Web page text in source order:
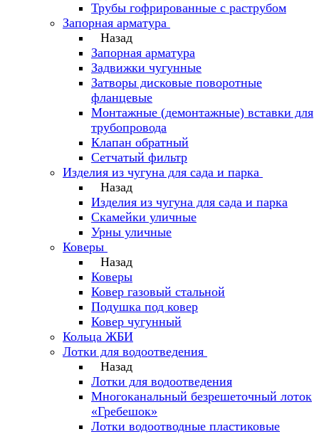
Трубы гофрированные с раструбом
Запорная арматура
Назад
Запорная арматура
Задвижки чугунные
Затворы дисковые поворотные
фланцевые
Монтажные (демонтажные) вставки для
трубопровода
Клапан обратный
Сетчатый фильтр
Изделия из чугуна для сада и парка
Назад
Изделия из чугуна для сада и парка
Скамейки уличные
Урны уличные
Коверы
Назад
Коверы
Ковер газовый стальной
Подушка под ковер
Ковер чугунный
Кольца ЖБИ
Лотки для водоотведения
Назад
Лотки для водоотведения
Многоканальный безрешеточный лоток
«Гребешок»
Лотки водоотводные пластиковые